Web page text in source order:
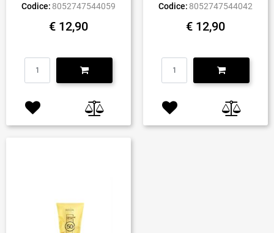
Codice: 8052747544059
€ 12,90
Quantità
Codice: 8052747544042
€ 12,90
Quantità